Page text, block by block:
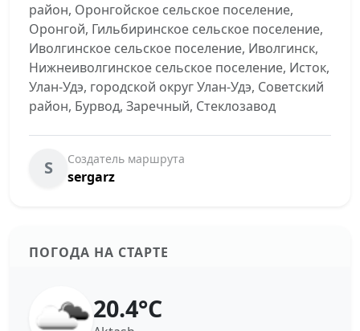
район, Оронгойское сельское поселение,
Оронгой, Гильбиринское сельское поселение,
Иволгинское сельское поселение, Иволгинск,
Нижнеиволгинское сельское поселение, Исток,
Улан-Удэ, городской округ Улан-Удэ, Советский
район, Бурвод, Заречный, Стеклозавод
S Создатель маршрута
sergarz
ПОГОДА НА СТАРТЕ
20.4°C